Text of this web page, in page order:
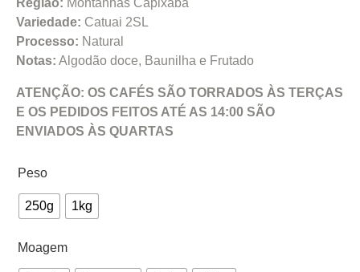
Variedade: Catuai 2SL
Processo: Natural
Notas: Algodão doce, Baunilha e Frutado
ATENÇÃO: OS CAFÉS SÃO TORRADOS ÀS TERÇAS
E OS PEDIDOS FEITOS ATÉ AS 14:00 SÃO
ENVIADOS ÀS QUARTAS
Peso
250g 1kg
Moagem